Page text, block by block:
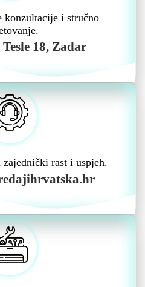
konzultacije i stručno
18, Zadar
zajednički rast i uspjeh.